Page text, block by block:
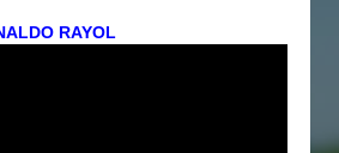
RAYOL